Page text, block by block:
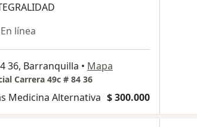
En línea
36, Barranquilla • Mapa
Carrera 49c # 84 36
Medicina Alternativa $ 300.000